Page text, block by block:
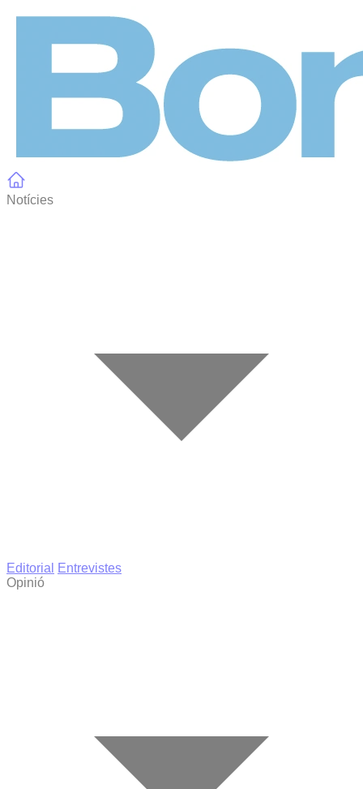
Notícies
Editorial
Entrevistes
Opinió